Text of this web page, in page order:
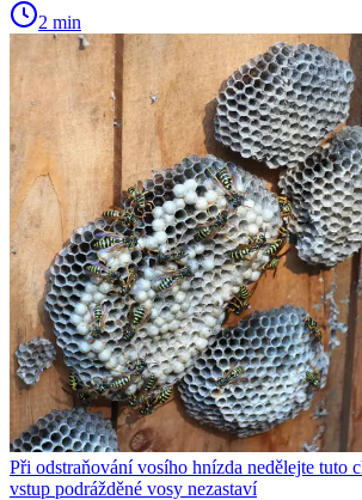
2 min
Při odstraňování vosího hnízda nedělejte tuto
vstup podrážděné vosy nezastaví